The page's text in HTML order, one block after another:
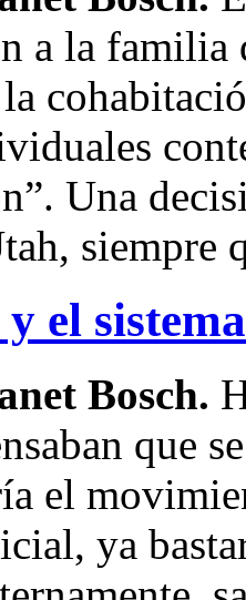
a la
Una
el
Bosch.
que
el
ya